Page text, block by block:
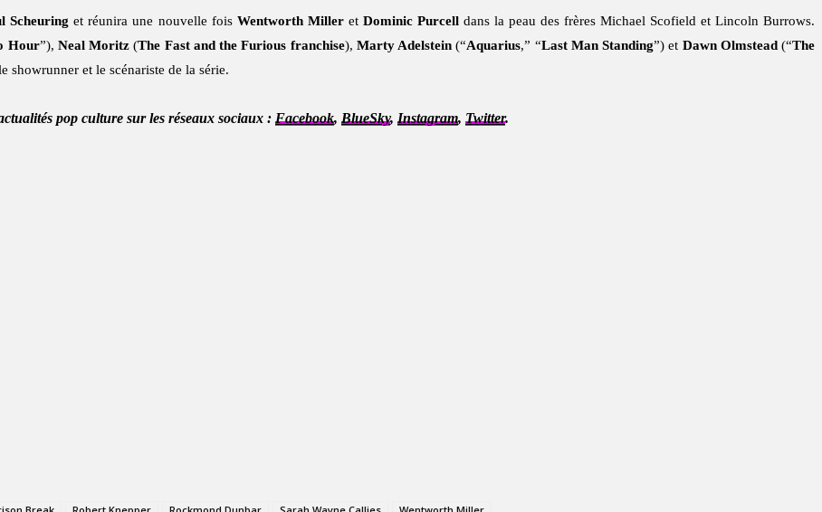
Scheuring et réunira une nouvelle fois Wentworth Milleret Dominic Purcelldans la peau des frères Michael Scofield et Lincoln Burrows.
Hour”), Neal Moritz (The Fast and the Furious franchise), Marty Adelstein (“Aquarius,” “Last Man Standing”) et Dawn Olmstead(“The
showrunner et le scénariste de la série.
pop culture sur les réseaux sociaux : Facebook, BlueSky, Instagram, Twitter.